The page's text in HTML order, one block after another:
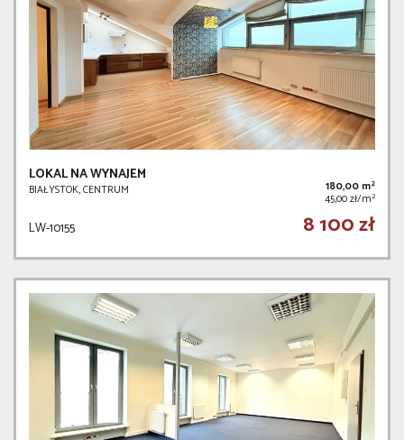
LOKAL NA WYNAJEM
BIAŁYSTOK, CENTRUM 180,00 m2
45,00 zł/m2
LW-10155 8 100 zł